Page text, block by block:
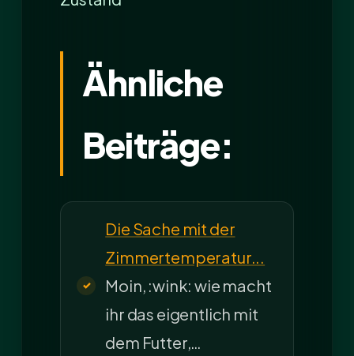
Ähnliche
Beiträge:
Die Sache mit der
Zimmertemperatur...
Moin, :wink: wie macht
ihr das eigentlich mit
dem Futter,…